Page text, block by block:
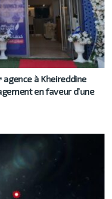
agence à Kheireddine
en faveur d’une